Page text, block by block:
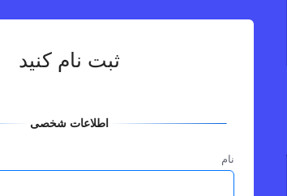
ثبت نام کنید
اطلاعات شخصی
نام